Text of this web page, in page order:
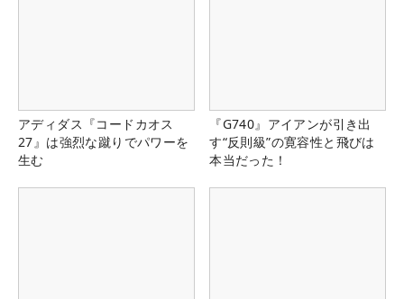
アディダス『コードカオス
27』は強烈な蹴りでパワーを
生む
『G740』アイアンが引き出
す“反則級”の寛容性と飛びは
本当だった！